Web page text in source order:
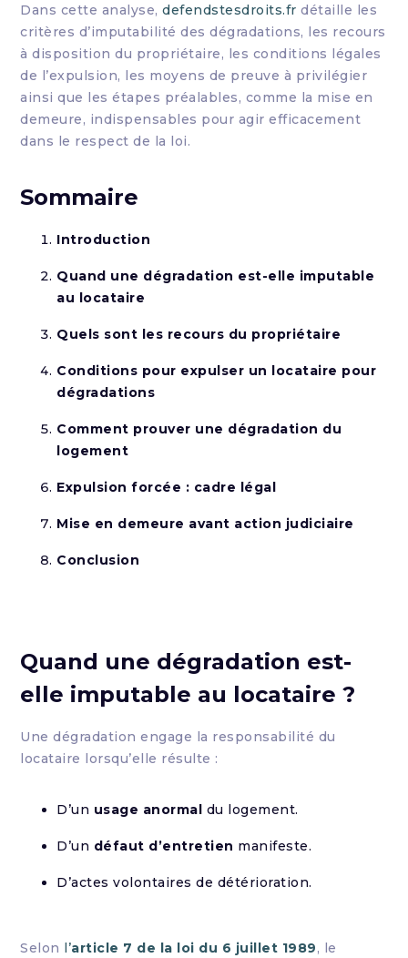
Dans cette analyse,defendstesdroits.frdétaille les
critères d’imputabilité des dégradations, les recours
à disposition du propriétaire, les conditions légales
de l’expulsion, les moyens de preuve à privilégier
ainsi que les étapes préalables, comme la mise en
demeure, indispensables pour agir efficacement
dans le respect de la loi.
Sommaire
Introduction
Quand une dégradation est-elle imputable
au locataire
Quels sont les recours du propriétaire
Conditions pour expulser un locataire pour
dégradations
Comment prouver une dégradation du
logement
Expulsion forcée : cadre légal
Mise en demeure avant action judiciaire
Conclusion
Quand une dégradation est-
elle imputable au locataire ?
Une dégradation engage la responsabilité du
locataire lorsqu’elle résulte :
D’un usage anormal du logement.
D’un défaut d’entretien manifeste.
D’actes volontaires de détérioration.
Selon l’article 7 de la loi du 6 juillet 1989, le